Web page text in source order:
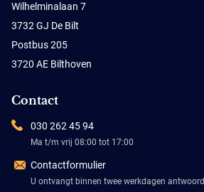
Wilhelminalaan 7
3732 GJ De Bilt
Postbus 205
3720 AE Bilthoven
Contact
030 262 45 94
Ma t/m vrij 08:00 tot 17:00
Contactformulier
U ontvangt binnen twee werkdagen antwoord